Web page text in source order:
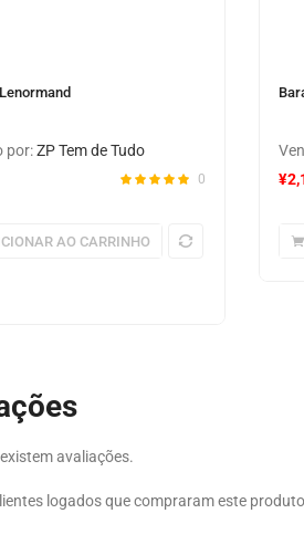
por:ZP Tem de Tudo
0
AO CARRINHO
¥
avaliações.
logados que compraram este